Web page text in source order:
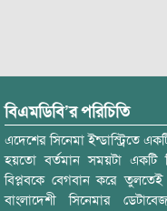
বিএমডিবি’র পরিচিতি
এদেশের সিনেমা ইন্ডাস্ট্রিতে
হয়তো বর্তমান সময়টা একটি
বিপ্লবকে বেগবান করে
বাংলাদেশী সিনেমার